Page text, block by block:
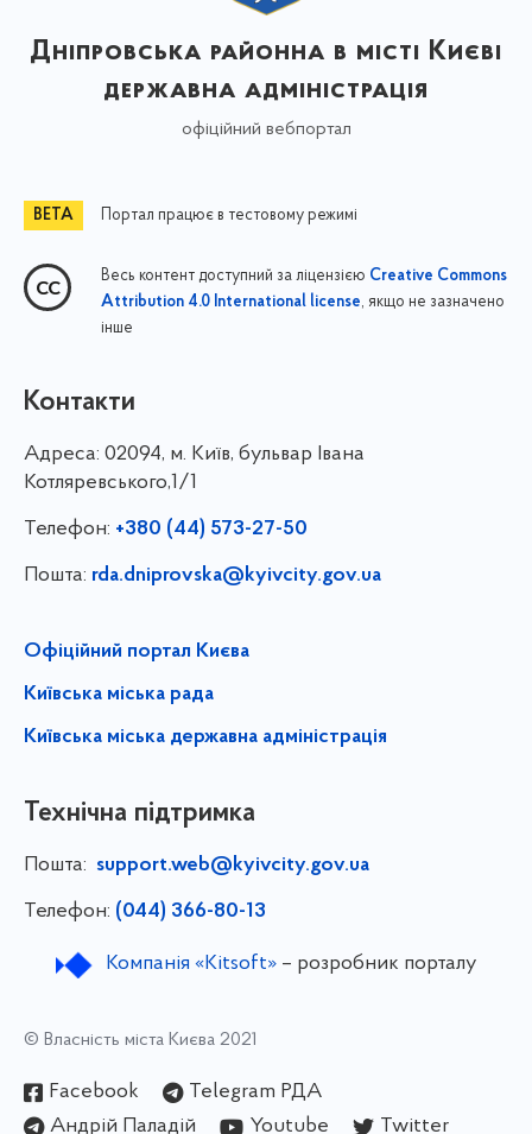
Дніпровська районна в місті Києві
державна адміністрація
офіційний вебпортал
Портал працює в тестовому режимі
Весь контент доступний за ліцензією Creative Commons
Attribution 4.0 International license, якщо не зазначено
інше
Контакти
Адреса: 02094, м. Київ, бульвар Івана
Котляревського,1/1
Телефон: +380 (44) 573-27-50
Пошта: rda.dniprovska@kyivcity.gov.ua
Офіційний портал Києва
Київська міська рада
Київська міська державна адміністрація
Технічна підтримка
Пошта: support.web@kyivcity.gov.ua
Телефон: (044) 366-80-13
Компанія «Kitsoft»– розробник порталу
© Власність міста Києва 2021
Facebook
Telegram РДА
Андрій Паладій
Youtube Twitter